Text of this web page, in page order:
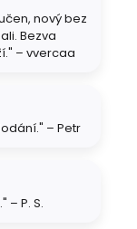
nový bez
Bezva
– vvercaa
– Petr
– P. S.